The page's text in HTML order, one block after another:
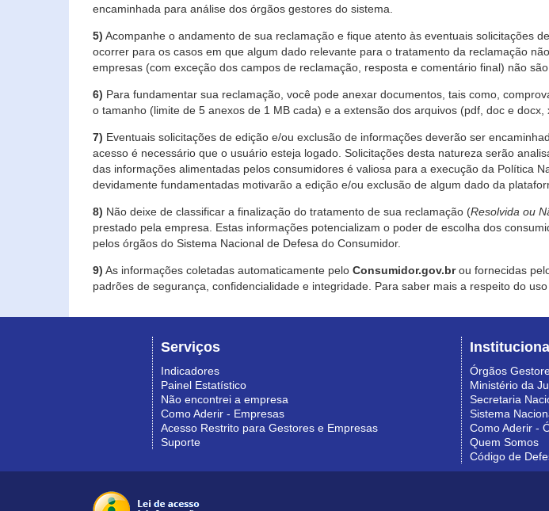
encaminhada para análise dos órgãos gestores do sistema.
5) Acompanhe o andamento de sua reclamação e fique atento às eventuais solicitações
ocorrer para os casos em que algum dado relevante para o tratamento da reclamação
empresas (com exceção dos campos de reclamação, resposta e comentário final) não
6) Para fundamentar sua reclamação, você pode anexar documentos, tais como,
o tamanho (limite de 5 anexos de 1 MB cada) e a extensão dos arquivos (pdf, doc e
7) Eventuais solicitações de edição e/ou exclusão de informações deverão ser
acesso é necessário que o usuário esteja logado. Solicitações desta natureza serão
das informações alimentadas pelos consumidores é valiosa para a execução da Política
devidamente fundamentadas motivarão a edição e/ou exclusão de algum dado da
8) Não deixe de classificar a finalização do tratamento de sua reclamação (Resolvida ou
prestado pela empresa. Estas informações potencializam o poder de escolha dos
pelos órgãos do Sistema Nacional de Defesa do Consumidor.
9) As informações coletadas automaticamente pelo Consumidor.gov.brou fornecidas
padrões de segurança, confidencialidade e integridade. Para saber mais a respeito do
Serviços
Indicadores
Painel Estatístico
Não encontrei a empresa
Como Aderir - Empresas
Acesso Restrito para Gestores e Empresas
Suporte
Institucional
Órgãos
Ministério da
Secretaria
Sistema
Como Aderir -
Quem Somos
Código de